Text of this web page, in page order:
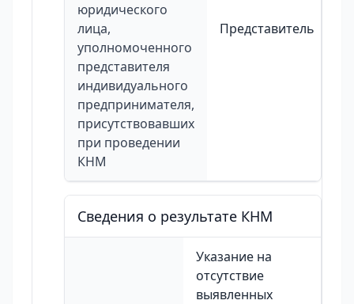
юридического
лица,
уполномоченного
представителя
индивидуального
предпринимателя,
присутствовавших
при проведении
КНМ
Представитель
Сведения о результате КНМ
Указание на
отсутствие
выявленных